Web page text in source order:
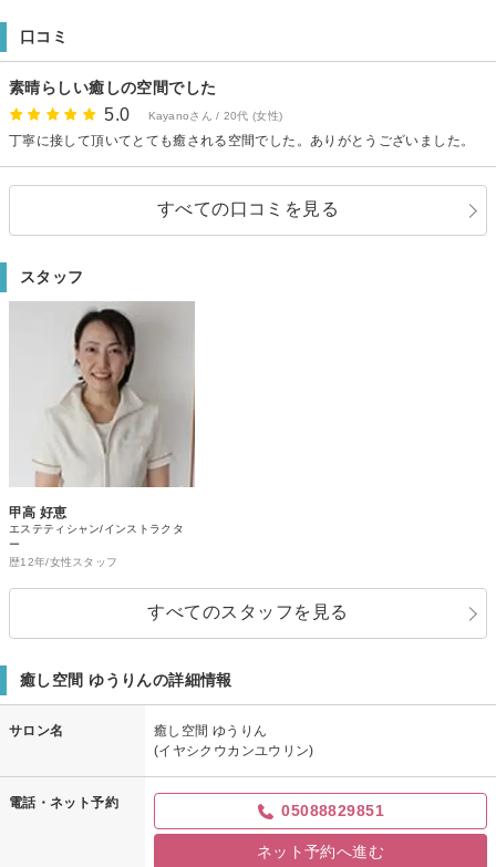
れているはずのお肌が…黒ずみやザラつき、いちご鼻、気になる方はぜひ一
度お試し下さい。一人で行っている為１日に取れる人数が限られてしまいま
す。予約が取りづらいかと思いますが、よろしくお願い致します。
口コミ
素晴らしい癒しの空間でした
5.0 Kayanoさん / 20代 (女性)
丁寧に接して頂いてとても癒される空間でした。ありがとうございました。
すべての口コミを見る
スタッフ
甲高 好恵
エステティシャン/インストラクタ
ー
歴12年/女性スタッフ
すべてのスタッフを見る
癒し空間 ゆうりんの詳細情報
サロン名
癒し空間 ゆうりん
(イヤシクウカンユウリン)
電話・ネット予約 05088829851
ネット予約へ進む